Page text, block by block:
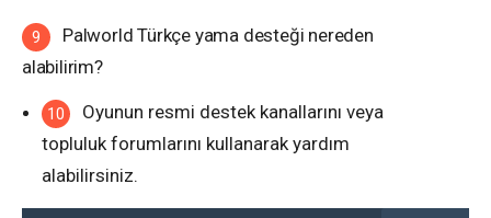
Palworld Türkçe yama desteği nereden
alabilirim?
Oyunun resmi destek kanallarını veya
topluluk forumlarını kullanarak yardım
alabilirsiniz.